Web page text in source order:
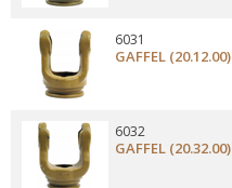
GAFFEL (20.12.00)
6031
GAFFEL (20.32.00)
6032